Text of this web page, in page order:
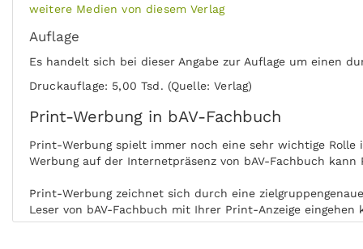
weitere Medien von diesem Verlag
Auflage
Es handelt sich bei dieser Angabe zur Auflage um einen
Druckauflage: 5,00 Tsd. (Quelle: Verlag)
Print-Werbung in bAV-Fachbuch
Print-Werbung spielt immer noch eine sehr wichtige
Werbung auf der Internetpräsenz von bAV-Fachbuch
Print-Werbung zeichnet sich durch eine
Leser von bAV-Fachbuch mit Ihrer Print-Anzeige eingehen